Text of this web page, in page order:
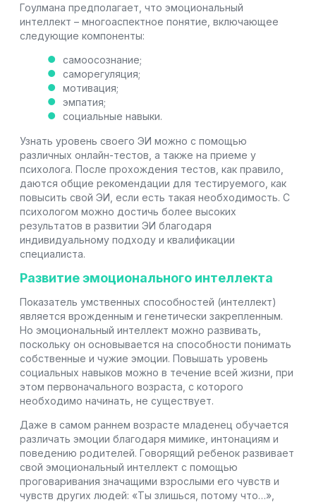
Гоулмана предполагает, что эмоциональный
интеллект – многоаспектное понятие, включающее
следующие компоненты:
самоосознание;
саморегуляция;
мотивация;
эмпатия;
социальные навыки.
Узнать уровень своего ЭИ можно с помощью
различных онлайн-тестов, а также на приеме у
психолога. После прохождения тестов, как правило,
даются общие рекомендации для тестируемого, как
повысить свой ЭИ, если есть такая необходимость. С
психологом можно достичь более высоких
результатов в развитии ЭИ благодаря
индивидуальному подходу и квалификации
специалиста.
Развитие эмоционального интеллекта
Показатель умственных способностей (интеллект)
является врожденным и генетически закрепленным.
Но эмоциональный интеллект можно развивать,
поскольку он основывается на способности понимать
собственные и чужие эмоции. Повышать уровень
социальных навыков можно в течение всей жизни, при
этом первоначального возраста, с которого
необходимо начинать, не существует.
Даже в самом раннем возрасте младенец обучается
различать эмоции благодаря мимике, интонациям и
поведению родителей. Говорящий ребенок развивает
свой эмоциональный интеллект с помощью
проговаривания значащими взрослыми его чувств и
чувств других людей: «Ты злишься, потому что…»,